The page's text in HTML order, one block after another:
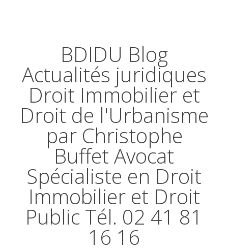
BDIDU Blog
Actualités juridiques
Droit Immobilier et
Droit de l'Urbanisme
par Christophe
Buffet Avocat
Spécialiste en Droit
Immobilier et Droit
Public Tél. 02 41 81
16 16